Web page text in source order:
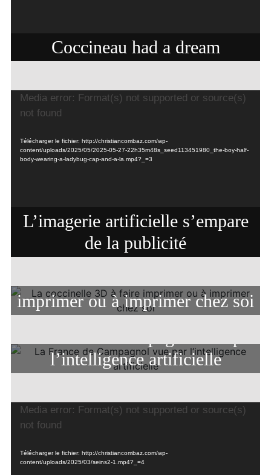
Coccineau had a dream
Lecteur
Media error: Format(s) not supported or source(s)
not found
Télécharger le fichier: http://christiancombaz.com/wp-
content/uploads/2025/05/2025-05-27-22h35m48s_seed113451980_the-boy-half-
body-wearing-a-ladybug-cap-and-a-la.mp4?_=3
L’imagerie artificielle s’empare
de la publicité
imprimer ou à imprimer chez soi
l’intelligence artificielle
Lecteur
Media error: Format(s) not supported or source(s)
not found
Télécharger le fichier: http://christiancombaz.com/wp-
content/uploads/2025/03/seins2-1.mp4?_=4